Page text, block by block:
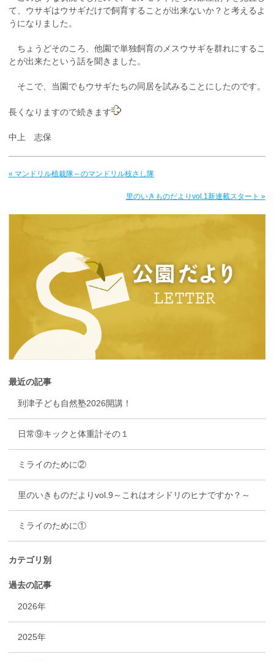
て、ウサギはウサギだけで飼育することが出来ないか？と考えるよ
うになりました。
ちょうどそのころ、他園で単独飼育のメスウサギを群れにするこ
とが出来たという話を聞きました。
そこで、当園でもウサギたちの同居を試みることにしたのです。
長くなりますので続きます
中上 志保
« マンドリル植栽隊～のマンドリル枝さし隊
里のいきものだよりvol.1新連載スタート »
最近の記事
到津子ども自然塾2026開講！
日常⑨キックと体重計その１
ミライのために②
里のいきものだよりvol.9～これはオシドリのヒナですか？～
ミライのために①
カテゴリ別
過去の記事
2026年
2025年